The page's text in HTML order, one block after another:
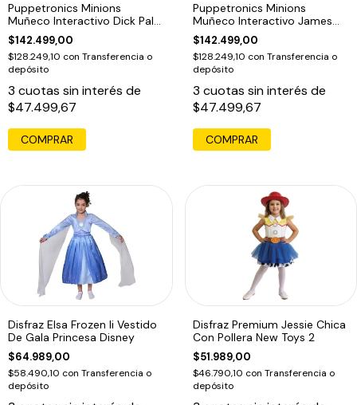
Puppetronics Minions
Muñeco Interactivo Dick Palm
Real Fx
$142.499,00
$128.249,10 con Transferencia o
depósito
3 cuotas sin interés de
$47.499,67
Puppetronics Minions
Muñeco Interactivo James
Palm Real Fx
$142.499,00
$128.249,10 con Transferencia o
depósito
3 cuotas sin interés de
$47.499,67
Disfraz Elsa Frozen Ii Vestido
De Gala Princesa Disney
$64.989,00
$58.490,10 con Transferencia o
depósito
Disfraz Premium Jessie Chica
Con Pollera New Toys 2
$51.989,00
$46.790,10 con Transferencia o
depósito